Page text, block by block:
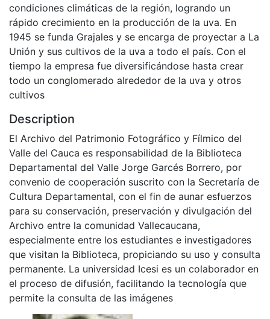
condiciones climáticas de la región, logrando un
rápido crecimiento en la producción de la uva. En
1945 se funda Grajales y se encarga de proyectar a La
Unión y sus cultivos de la uva a todo el país. Con el
tiempo la empresa fue diversificándose hasta crear
todo un conglomerado alrededor de la uva y otros
cultivos
Description
El Archivo del Patrimonio Fotográfico y Fílmico del
Valle del Cauca es responsabilidad de la Biblioteca
Departamental del Valle Jorge Garcés Borrero, por
convenio de cooperación suscrito con la Secretaría de
Cultura Departamental, con el fin de aunar esfuerzos
para su conservación, preservación y divulgación del
Archivo entre la comunidad Vallecaucana,
especialmente entre los estudiantes e investigadores
que visitan la Biblioteca, propiciando su uso y consulta
permanente. La universidad Icesi es un colaborador en
el proceso de difusión, facilitando la tecnología que
permite la consulta de las imágenes